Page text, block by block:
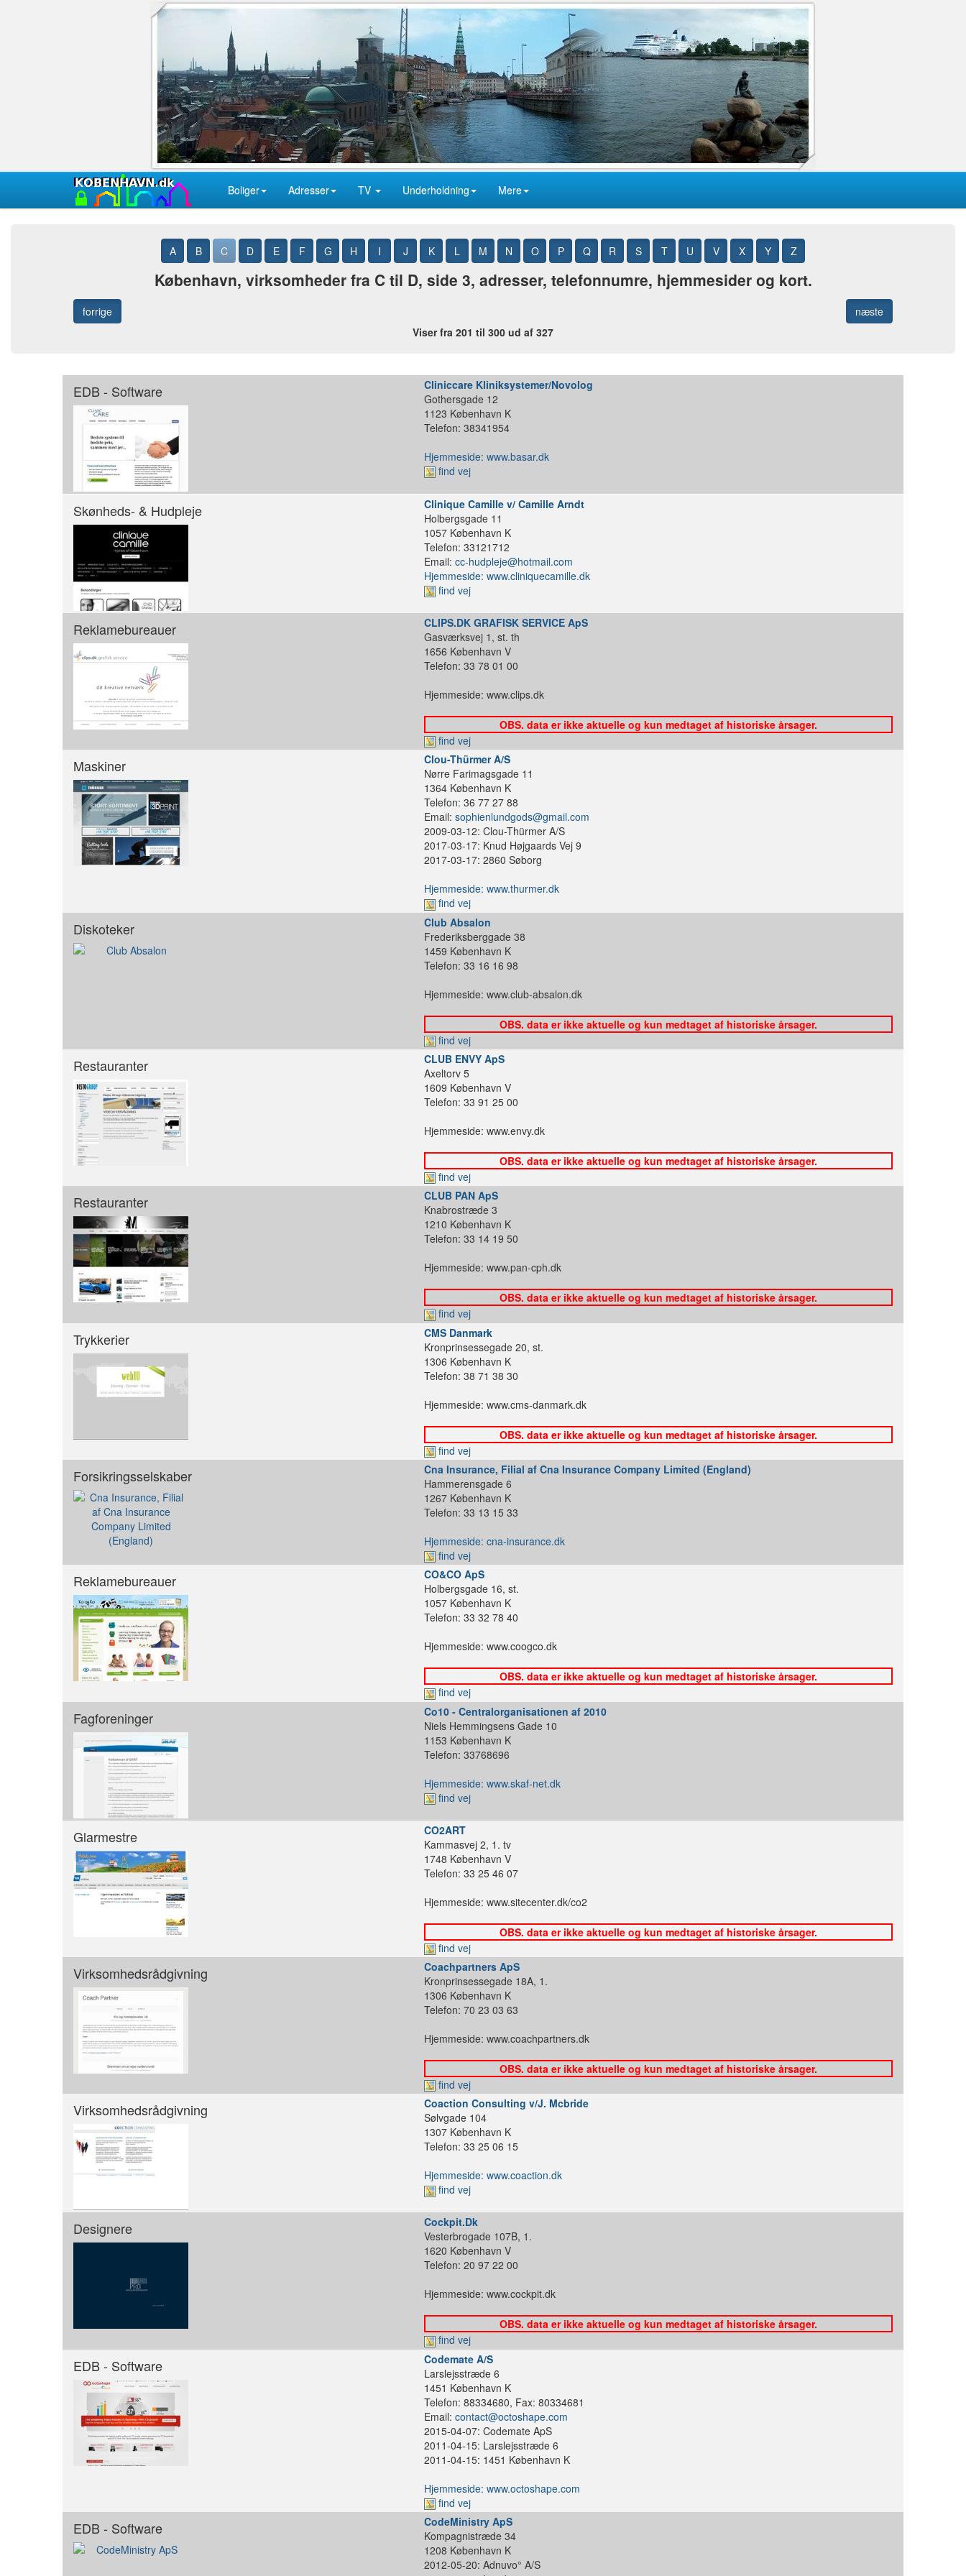
Boliger Adresser TV Underholdning Mere
A B C D E F G H I J K L M N O P Q R S T U V X Y Z
København, virksomheder fra C til D, side 3, adresser, telefonnumre, hjemmesider og kort.
forrige
næste
Viser fra 201 til 300 ud af 327
EDB - Software
Cliniccare Kliniksystemer/Novolog
Gothersgade 12
1123 København K
Telefon: 38341954
Hjemmeside: www.basar.dk
find vej
Skønheds- & Hudpleje
Clinique Camille v/ Camille Arndt
Holbergsgade 11
1057 København K
Telefon: 33121712
Email: cc-hudpleje@hotmail.com
Hjemmeside: www.cliniquecamille.dk
find vej
Reklamebureauer
CLIPS.DK GRAFISK SERVICE ApS
Gasværksvej 1, st. th
1656 København V
Telefon: 33 78 01 00
Hjemmeside: www.clips.dk
OBS. data er ikke aktuelle og kun medtaget af historiske årsager.
find vej
Maskiner
Clou-Thürmer A/S
Nørre Farimagsgade 11
1364 København K
Telefon: 36 77 27 88
Email: sophienlundgods@gmail.com
2009-03-12: Clou-Thürmer A/S
2017-03-17: Knud Højgaards Vej 9
2017-03-17: 2860 Søborg
Hjemmeside: www.thurmer.dk
find vej
Diskoteker
Club Absalon
Frederiksberggade 38
1459 København K
Telefon: 33 16 16 98
Hjemmeside: www.club-absalon.dk
OBS. data er ikke aktuelle og kun medtaget af historiske årsager.
find vej
Restauranter
CLUB ENVY ApS
Axeltorv 5
1609 København V
Telefon: 33 91 25 00
Hjemmeside: www.envy.dk
OBS. data er ikke aktuelle og kun medtaget af historiske årsager.
find vej
Restauranter
CLUB PAN ApS
Knabrostræde 3
1210 København K
Telefon: 33 14 19 50
Hjemmeside: www.pan-cph.dk
OBS. data er ikke aktuelle og kun medtaget af historiske årsager.
find vej
Trykkerier
CMS Danmark
Kronprinsessegade 20, st.
1306 København K
Telefon: 38 71 38 30
Hjemmeside: www.cms-danmark.dk
OBS. data er ikke aktuelle og kun medtaget af historiske årsager.
find vej
Forsikringsselskaber
Cna Insurance, Filial af Cna Insurance Company Limited (England)
Hammerensgade 6
1267 København K
Telefon: 33 13 15 33
Hjemmeside: cna-insurance.dk
find vej
Reklamebureauer
CO&CO ApS
Holbergsgade 16, st.
1057 København K
Telefon: 33 32 78 40
Hjemmeside: www.coogco.dk
OBS. data er ikke aktuelle og kun medtaget af historiske årsager.
find vej
Fagforeninger
Co10 - Centralorganisationen af 2010
Niels Hemmingsens Gade 10
1153 København K
Telefon: 33768696
Hjemmeside: www.skaf-net.dk
find vej
Glarmestre
CO2ART
Kammasvej 2, 1. tv
1748 København V
Telefon: 33 25 46 07
Hjemmeside: www.sitecenter.dk/co2
OBS. data er ikke aktuelle og kun medtaget af historiske årsager.
find vej
Virksomhedsrådgivning
Coachpartners ApS
Kronprinsessegade 18A, 1.
1306 København K
Telefon: 70 23 03 63
Hjemmeside: www.coachpartners.dk
OBS. data er ikke aktuelle og kun medtaget af historiske årsager.
find vej
Virksomhedsrådgivning
Coaction Consulting v/J. Mcbride
Sølvgade 104
1307 København K
Telefon: 33 25 06 15
Hjemmeside: www.coaction.dk
find vej
Designere
Cockpit.Dk
Vesterbrogade 107B, 1.
1620 København V
Telefon: 20 97 22 00
Hjemmeside: www.cockpit.dk
OBS. data er ikke aktuelle og kun medtaget af historiske årsager.
find vej
EDB - Software
Codemate A/S
Larslejsstræde 6
1451 København K
Telefon: 88334680, Fax: 80334681
Email: contact@octoshape.com
2015-04-07: Codemate ApS
2011-04-15: Larslejsstræde 6
2011-04-15: 1451 København K
Hjemmeside: www.octoshape.com
find vej
EDB - Software
CodeMinistry ApS
Kompagnistræde 34
1208 København K
2012-05-20: Adnuvo° A/S